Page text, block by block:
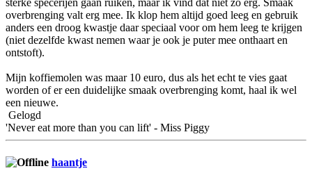
sterke specerijen gaan ruiken, maar ik vind dat niet zo erg. Smaak
overbrenging valt erg mee. Ik klop hem altijd goed leeg en gebruik
anders een droog kwastje daar speciaal voor om hem leeg te krijgen
(niet dezelfde kwast nemen waar je ook je puter mee onthaart en
ontstoft).
Mijn koffiemolen was maar 10 euro, dus als het echt te vies gaat
worden of er een duidelijke smaak overbrenging komt, haal ik wel
een nieuwe.
Gelogd
'Never eat more than you can lift' - Miss Piggy
haantje